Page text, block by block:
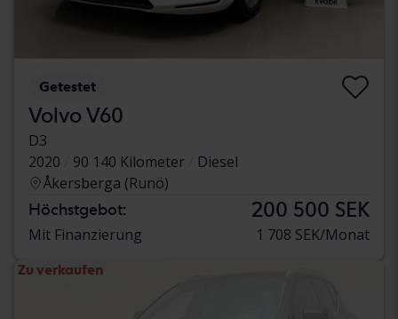
Getestet
Volvo V60
D3
2020
90 140 Kilometer
Diesel
Åkersberga (Runö)
Höchstgebot: 200 500 SEK
Mit Finanzierung 1 708 SEK/Monat
Zu verkaufen